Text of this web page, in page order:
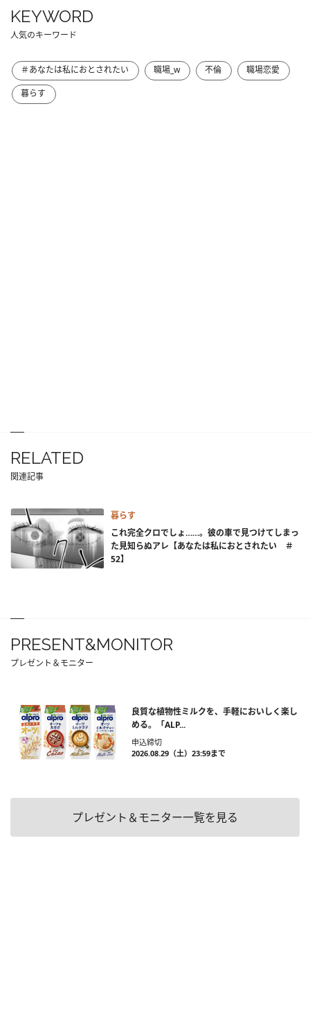
KEYWORD
人気のキーワード
＃あなたは私におとされたい 職場_w 不倫
職場恋愛
暮らす
RELATED
関連記事
暮らす
これ完全クロでしょ……。彼の車で見つけてしまっ
た見知らぬアレ【あなたは私におとされたい ＃
52】
PRESENT&MONITOR
プレゼント＆モニター
良質な植物性ミルクを、手軽においしく楽し
める。「ALP...
申込締切
2026.08.29（土）23:59まで
プレゼント＆モニター一覧を見る